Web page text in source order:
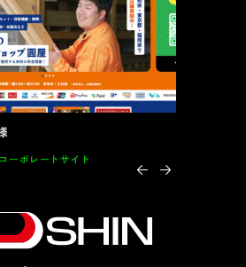
DM･カード類･POP 家具